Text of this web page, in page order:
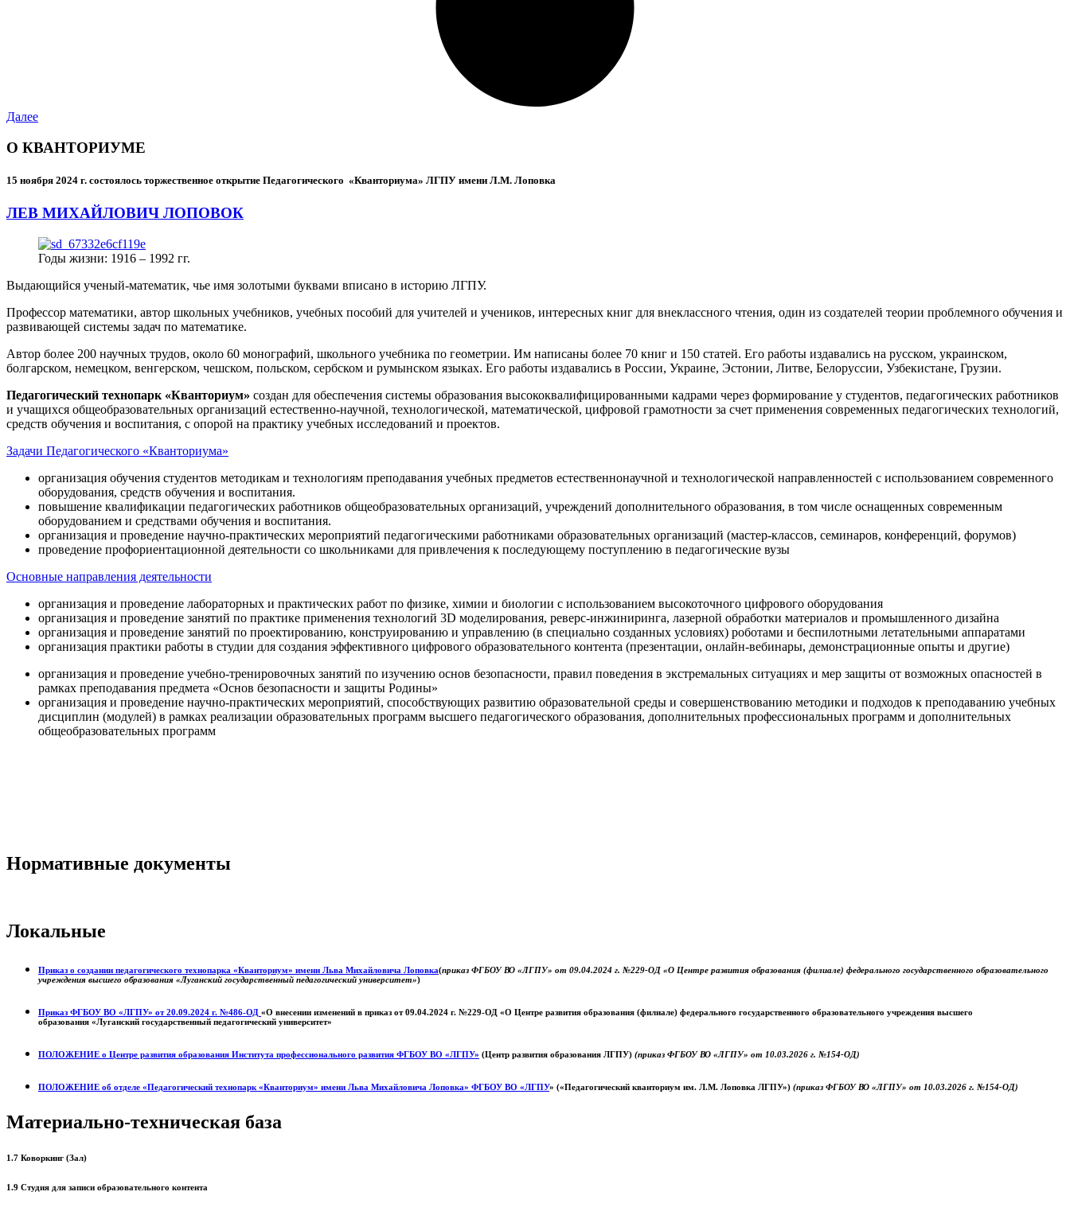
Далее
О КВАНТОРИУМЕ
15 ноября 2024 г. состоялось торжественное открытие Педагогического «Кванториума» ЛГПУ имени Л.М. Лоповка
ЛЕВ МИХАЙЛОВИЧ ЛОПОВОК
Годы жизни: 1916 – 1992 гг.
Выдающийся ученый-математик, чье имя золотыми буквами вписано в историю ЛГПУ.
Профессор математики, автор школьных учебников, учебных пособий для учителей и учеников, интересных книг для внеклассного чтения, один из создателей теории проблемного обучения и
развивающей системы задач по математике.
Автор более 200 научных трудов, около 60 монографий, школьного учебника по геометрии. Им написаны более 70 книг и 150 статей. Его работы издавались на русском, украинском,
болгарском, немецком, венгерском, чешском, польском, сербском и румынском языках. Его работы издавались в России, Украине, Эстонии, Литве, Белоруссии, Узбекистане, Грузии.
Педагогический технопарк «Кванториум» создан для обеспечения системы образования высококвалифицированными кадрами через формирование у студентов, педагогических работников
и учащихся общеобразовательных организаций естественно-научной, технологической, математической, цифровой грамотности за счет применения современных педагогических технологий,
средств обучения и воспитания, с опорой на практику учебных исследований и проектов.
Задачи Педагогического «Кванториума»
организация обучения студентов методикам и технологиям преподавания учебных предметов естественнонаучной и технологической направленностей с использованием современного
оборудования, средств обучения и воспитания.
повышение квалификации педагогических работников общеобразовательных организаций, учреждений дополнительного образования, в том числе оснащенных современным
оборудованием и средствами обучения и воспитания.
организация и проведение научно-практических мероприятий педагогическими работниками образовательных организаций (мастер-классов, семинаров, конференций, форумов)
проведение профориентационной деятельности со школьниками для привлечения к последующему поступлению в педагогические вузы
Основные направления деятельности
организация и проведение лабораторных и практических работ по физике, химии и биологии с использованием высокоточного цифрового оборудования
организация и проведение занятий по практике применения технологий 3D моделирования, реверс-инжиниринга, лазерной обработки материалов и промышленного дизайна
организация и проведение занятий по проектированию, конструированию и управлению (в специально созданных условиях) роботами и беспилотными летательными аппаратами
организация практики работы в студии для создания эффективного цифрового образовательного контента (презентации, онлайн-вебинары, демонстрационные опыты и другие)
организация и проведение учебно-тренировочных занятий по изучению основ безопасности, правил поведения в экстремальных ситуациях и мер защиты от возможных опасностей в
рамках преподавания предмета «Основ безопасности и защиты Родины»
организация и проведение научно-практических мероприятий, способствующих развитию образовательной среды и совершенствованию методики и подходов к преподаванию учебных
дисциплин (модулей) в рамках реализации образовательных программ высшего педагогического образования, дополнительных профессиональных программ и дополнительных
общеобразовательных программ
Нормативные документы
Локальные
Приказ о создании педагогического технопарка «Кванториум» имени Льва Михайловича Лоповка(приказ ФГБОУ ВО «ЛГПУ» от 09.04.2024 г. №229-ОД «О Центре развития образования (филиале) федерального государственного образовательного
учреждения высшего образования «Луганский государственный педагогический университет»)
Приказ ФГБОУ ВО «ЛГПУ» от 20.09.2024 г. №486-ОД «О внесении изменений в приказ от 09.04.2024 г. №229-ОД «О Центре развития образования (филиале) федерального государственного образовательного учреждения высшего
образования «Луганский государственный педагогический университет»
ПОЛОЖЕНИЕ о Центре развития образования Института профессионального развития ФГБОУ ВО «ЛГПУ» (Центр развития образования ЛГПУ) (приказ ФГБОУ ВО «ЛГПУ» от 10.03.2026 г. №154-ОД)
ПОЛОЖЕНИЕ об отделе «Педагогический технопарк «Кванториум» имени Льва Михайловича Лоповка» ФГБОУ ВО «ЛГПУ» («Педагогический кванториум им. Л.М. Лоповка ЛГПУ») (приказ ФГБОУ ВО «ЛГПУ» от 10.03.2026 г. №154-ОД)
Материально-техническая база
1.7 Коворкинг (Зал)
1.9 Студия для записи образовательного контента